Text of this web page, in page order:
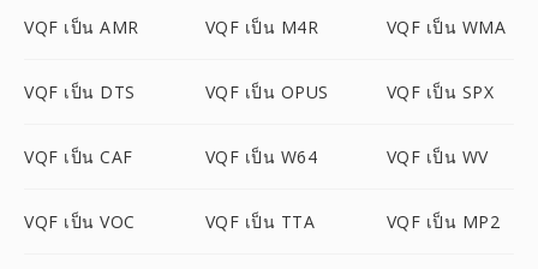
VQF เป็น AMR VQF เป็น M4R VQF เป็น WMA
VQF เป็น DTS VQF เป็น OPUS VQF เป็น SPX
VQF เป็น CAF VQF เป็น W64 VQF เป็น WV
VQF เป็น VOC VQF เป็น TTA VQF เป็น MP2